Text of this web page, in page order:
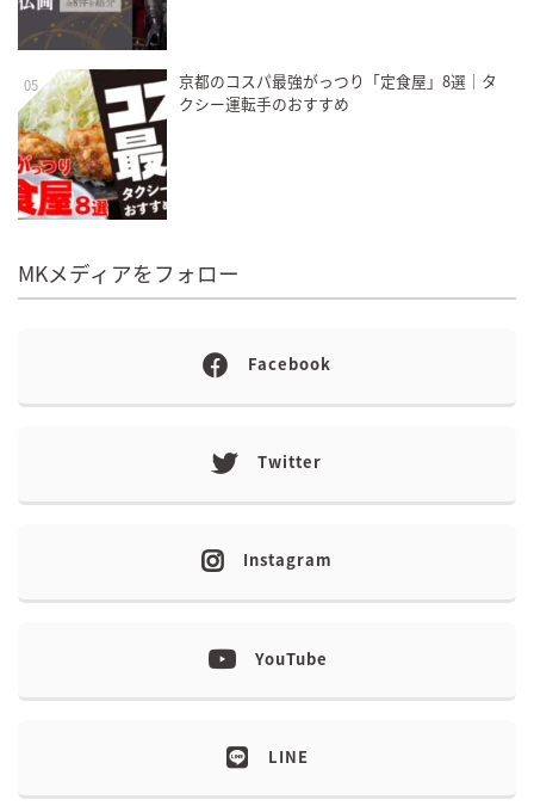
05
京都のコスパ最強がっつり「定食屋」8選｜タ
クシー運転手のおすすめ
MKメディアをフォロー
Facebook
Twitter
Instagram
YouTube
LINE